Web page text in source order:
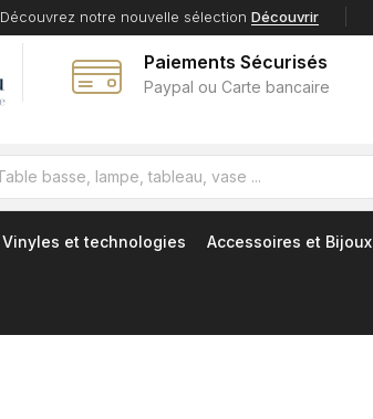
Découvrez notre nouvelle sélection Découvrir
Paiements Sécurisés
Paypal ou Carte bancaire
Vinyles et technologies Accessoires et Bijoux